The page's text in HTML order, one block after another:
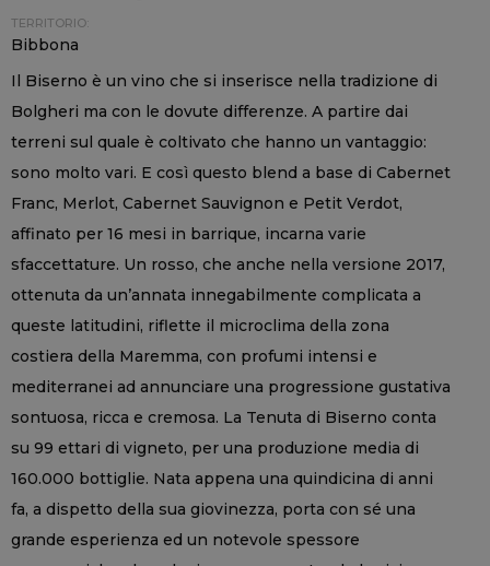
TERRITORIO:
Bibbona
Il Biserno è un vino che si inserisce nella tradizione di
Bolgheri ma con le dovute differenze. A partire dai
terreni sul quale è coltivato che hanno un vantaggio:
sono molto vari. E così questo blend a base di Cabernet
Franc, Merlot, Cabernet Sauvignon e Petit Verdot,
affinato per 16 mesi in barrique, incarna varie
sfaccettature. Un rosso, che anche nella versione 2017,
ottenuta da un’annata innegabilmente complicata a
queste latitudini, riflette il microclima della zona
costiera della Maremma, con profumi intensi e
mediterranei ad annunciare una progressione gustativa
sontuosa, ricca e cremosa. La Tenuta di Biserno conta
su 99 ettari di vigneto, per una produzione media di
160.000 bottiglie. Nata appena una quindicina di anni
fa, a dispetto della sua giovinezza, porta con sé una
grande esperienza ed un notevole spessore